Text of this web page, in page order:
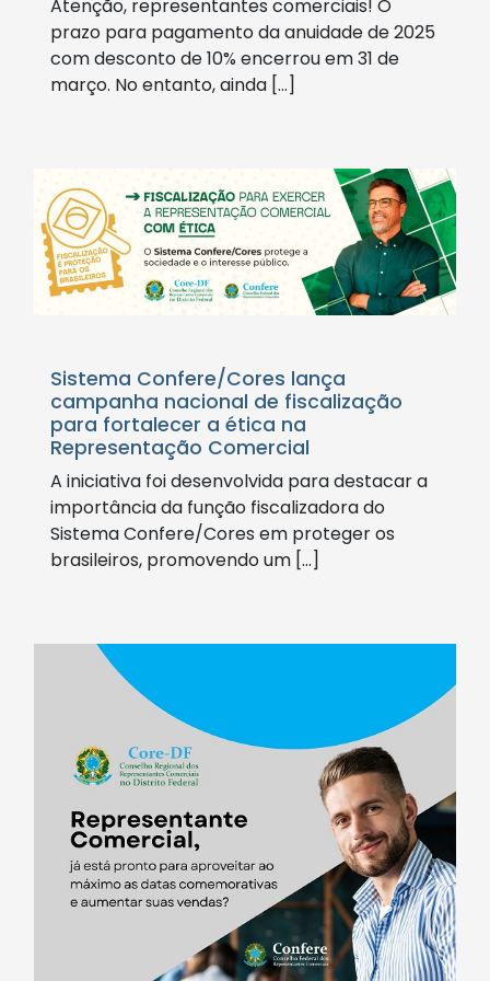
Atenção, representantes comerciais! O
prazo para pagamento da anuidade de 2025
com desconto de 10% encerrou em 31 de
março. No entanto, ainda […]
Sistema Confere/Cores lança
campanha nacional de fiscalização
para fortalecer a ética na
Representação Comercial
A iniciativa foi desenvolvida para destacar a
importância da função fiscalizadora do
Sistema Confere/Cores em proteger os
brasileiros, promovendo um […]